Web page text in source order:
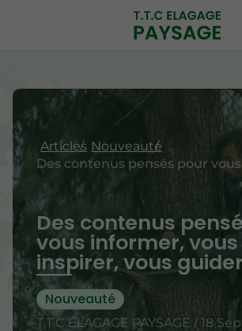
Articles Nouveauté
Des contenus
vous informer, vous
inspirer, vous guider
Nouveauté
T.T.C ÉLAGAGE PAYSAGE / 18